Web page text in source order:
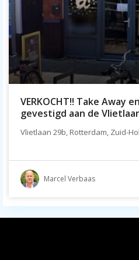
VERKOCHT!! Take Away
gevestigd aan de
Vlietlaan 29b, Rotterdam, Zuid-
Marcel Verbaas